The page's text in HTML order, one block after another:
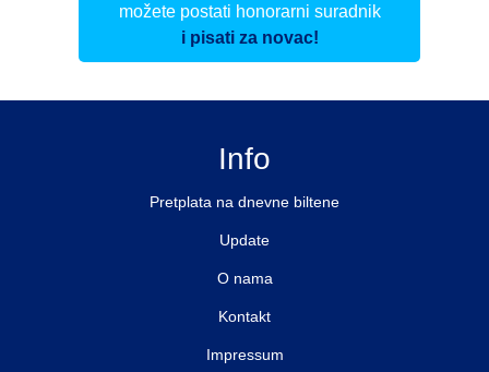
možete postati honorarni suradnik
i pisati za novac!
Info
Pretplata na dnevne biltene
Update
O nama
Kontakt
Impressum